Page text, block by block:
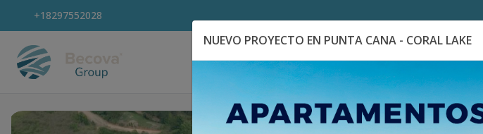
+18297552028
Explora Propiedades Catálogo de Proyectos
NUEVO PROYECTO EN PUNTA CANA - CORAL LAKE